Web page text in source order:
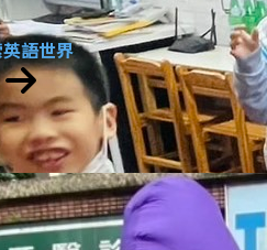
語世界